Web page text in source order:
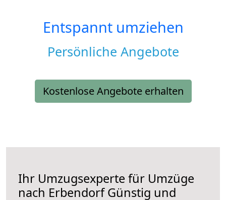
Entspannt umziehen
Persönliche Angebote
Kostenlose Angebote erhalten
Ihr Umzugsexperte für Umzüge
nach ErbendorfGünstig und